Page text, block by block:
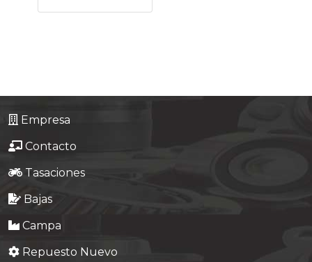
Empresa
Contacto
Tasaciones
Bajas
Campa
Repuesto Nuevo